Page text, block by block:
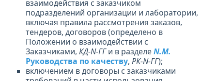
взаимодействия с заказчиком
подразделений организации и лаборатории,
включая правила рассмотрения заказов,
тендеров, договоров (определено в
Положении о взаимодействии с
Заказчиками, КД-N-ГГи в разделеN.M.
Руководства по качеству, РК-N-ГГ);
включением в договоры с заказчиками